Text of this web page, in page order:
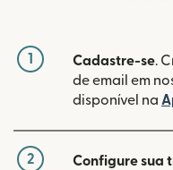
1 Cadastre-se.
de email em
disponível na
2 Configure sua